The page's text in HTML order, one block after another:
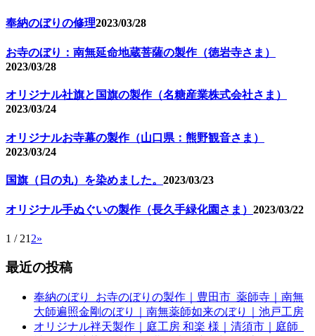
奉納のぼりの修理2023/03/28
お寺のぼり：南無延命地蔵菩薩の製作（徳岩寺さま）
2023/03/28
オリジナル社旗と国旗の製作（名糖産業株式会社さま）
2023/03/24
オリジナルお寺幕の製作（山口県：熊野観音さま）
2023/03/24
国旗（日の丸）を染めました。 2023/03/23
オリジナル手ぬぐいの製作（長久手緑化園さま） 2023/03/22
1 / 212»
最近の投稿
奉納のぼり_お寺のぼりの製作｜豊田市_薬師寺｜南無
大師遍照金剛のぼり｜南無薬師如来のぼり｜池戸工房
オリジナル袢天製作｜庭工房 和楽 様｜清須市｜庭師_